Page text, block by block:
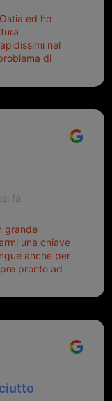
chiave
è rimasta
macchina, il
non dover
bene la
una chiave
ed ho
nel
di
Competenti,
questo tipo
fa
grande
una chiave
anche per
pronto ad